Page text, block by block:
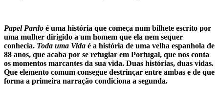
Papel Pardo é uma história que começa num bilhete escrito por
uma mulher dirigido a um homem que ela nem sequer
conhecia. Toda uma Vida é a história de uma velha espanhola de
88 anos, que acaba por se refugiar em Portugal, que nos conta
os momentos marcantes da sua vida. Duas histórias, duas vidas.
Que elemento comum consegue destrinçar entre ambas e de que
forma a primeira narração condiciona a segunda.